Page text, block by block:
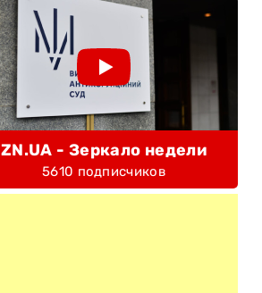
ZN.UA - Зеркало недели
5610 подписчиков